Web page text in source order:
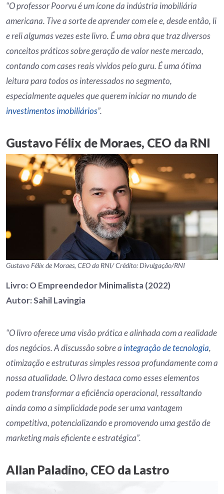
“O professor Poorvu é um ícone da indústria imobiliária
americana. Tive a sorte de aprender com ele e, desde então, li
e reli algumas vezes este livro. É uma obra que traz diversos
conceitos práticos sobre geração de valor neste mercado,
contando com cases reais vividos pelo guru. É uma ótima
leitura para todos os interessados no segmento,
especialmente aqueles que querem iniciar no mundo de
investimentos imobiliários”.
Gustavo Félix de Moraes, CEO da RNI
Gustavo Félix de Moraes, CEO da RNI/ Crédito: Divulgação/RNI
Livro: O Empreendedor Minimalista (2022)
Autor: Sahil Lavingia
“O livro oferece uma visão prática e alinhada com a realidade
dos negócios. A discussão sobre aintegração de tecnologia,
otimização e estruturas simples ressoa profundamente com a
nossa atualidade. O livro destaca como esses elementos
podem transformar a eficiência operacional, ressaltando
ainda como a simplicidade pode ser uma vantagem
competitiva, potencializando e promovendo uma gestão de
marketing mais eficiente e estratégica”.
Allan Paladino, CEO da Lastro